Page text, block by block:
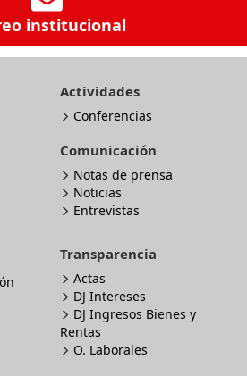
institucional
Actividades
Conferencias
Comunicación
Notas de prensa
Noticias
Entrevistas
Transparencia
Actas
DJ Intereses
DJ Ingresos Bienes y
Rentas
O. Laborales